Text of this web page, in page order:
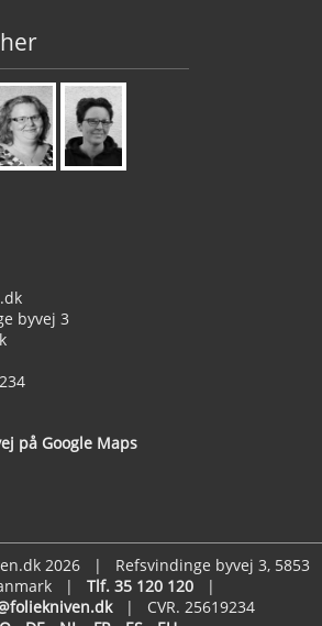
byvej 3
på Google Maps
2026 | Refsvindinge byvej 3, 5853
| Tlf. 35 120 120 |
| CVR. 25619234